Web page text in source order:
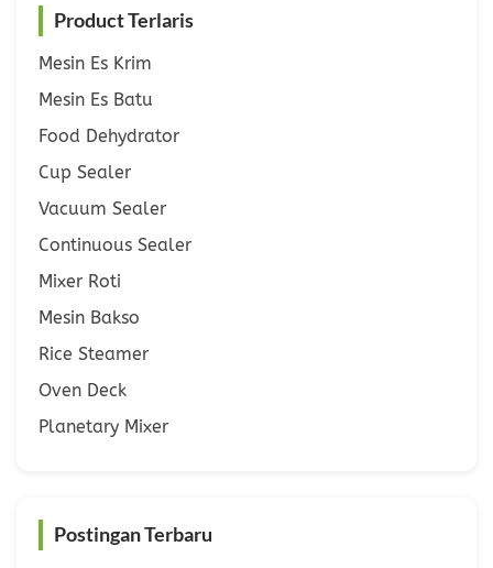
Product Terlaris
Mesin Es Krim
Mesin Es Batu
Food Dehydrator
Cup Sealer
Vacuum Sealer
Continuous Sealer
Mixer Roti
Mesin Bakso
Rice Steamer
Oven Deck
Planetary Mixer
Postingan Terbaru